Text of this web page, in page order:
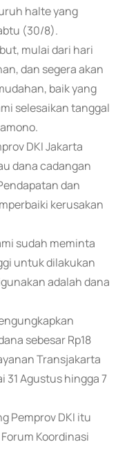
halte yang
(30/8).
mulai dari hari
dan segera akan
baik yang
selesaikan tanggal
DKI Jakarta
dana cadangan
dan
kerusakan
sudah meminta
untuk dilakukan
adalah dana
sebesar Rp18
Transjakarta
31 Agustus hingga 7
Pemprov DKI itu
Koordinasi